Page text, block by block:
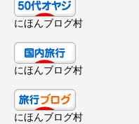
にほんブログ村
にほんブログ村
にほんブログ村